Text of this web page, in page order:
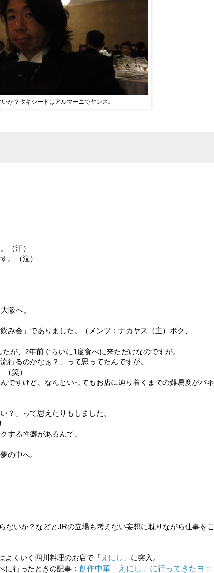
か？タキシードはアルマーニでヤンス。
（汗）
。（泣）
阪へ。
み会」でありました。（メンツ：ナカヤス（主）ボク、
たが、2年前ぐらいに1度食べに来ただけなのですが。
行るのかなぁ？」って思ってたんですが。
笑）
ですけど、なんといってもお店に辿り着くまでの難易度がパネ
？」って思えたりもしました。
する性癖があるんで。
の中へ。
ないか？などとJRの立場も考えない妄想に耽りながら仕事をこ
よくいく四川料理のお店で「えにし 」に突入。
に行ったときの記事：創作中華「えにし」に行ってきたヨ ::